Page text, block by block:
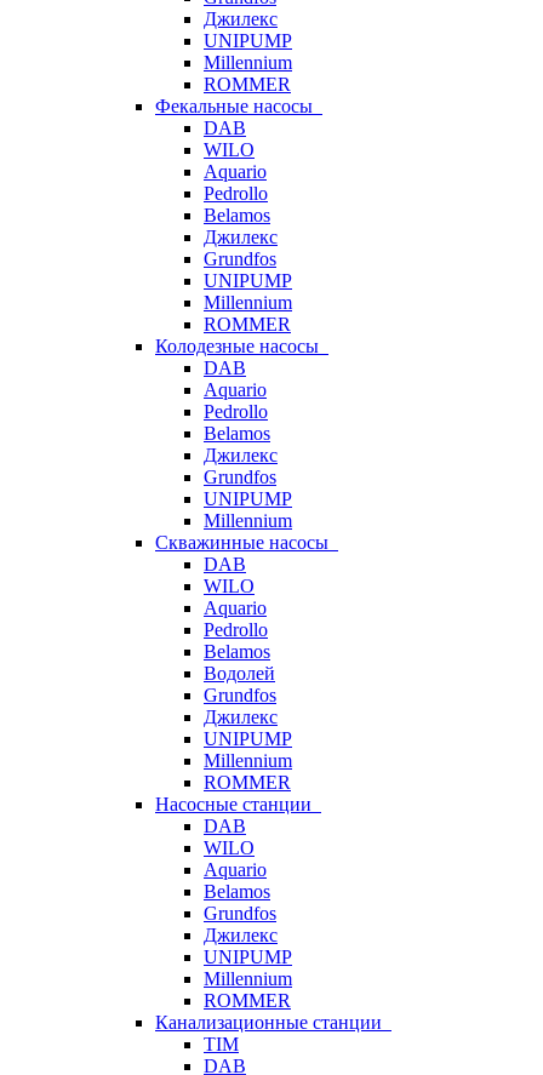
Джилекс
UNIPUMP
Millennium
ROMMER
Фекальные насосы
DAB
WILO
Aquario
Pedrollo
Belamos
Джилекс
Grundfos
UNIPUMP
Millennium
ROMMER
Колодезные насосы
DAB
Aquario
Pedrollo
Belamos
Джилекс
Grundfos
UNIPUMP
Millennium
Скважинные насосы
DAB
WILO
Aquario
Pedrollo
Belamos
Водолей
Grundfos
Джилекс
UNIPUMP
Millennium
ROMMER
Насосные станции
DAB
WILO
Aquario
Belamos
Grundfos
Джилекс
UNIPUMP
Millennium
ROMMER
Канализационные станции
TIM
DAB